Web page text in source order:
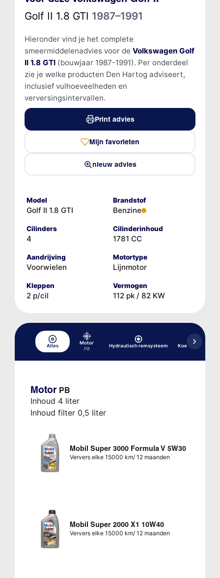
Golf II 1.8 GTI 1987–1991
Hieronder vind je het complete
smeermiddelenadvies voor de Volkswagen Golf
II 1.8 GTI(bouwjaar 1987-1991). Per onderdeel
zie je welke producten Den Hartog adviseert,
inclusief vulhoeveelheden en
verversingsintervallen.
Print advies
Mijn favorieten
nieuw advies
Model
Golf II 1.8 GTI
Brandstof
Benzine
Cilinders
4
Cilinderinhoud
1781 CC
Aandrijving
Voorwielen
Motortype
Lijnmotor
Kleppen
2 p/cil
Vermogen
112 pk / 82 KW
Alles
Motor
PB
Hydraulisch remsysteem Koelsysteem
Motor PB
Inhoud 4 liter
Inhoud filter 0,5 liter
Mobil Super 3000 Formula V 5W30
Ververs elke 15000 km/ 12 maanden
Mobil Super 2000 X1 10W40
Ververs elke 15000 km/ 12 maanden